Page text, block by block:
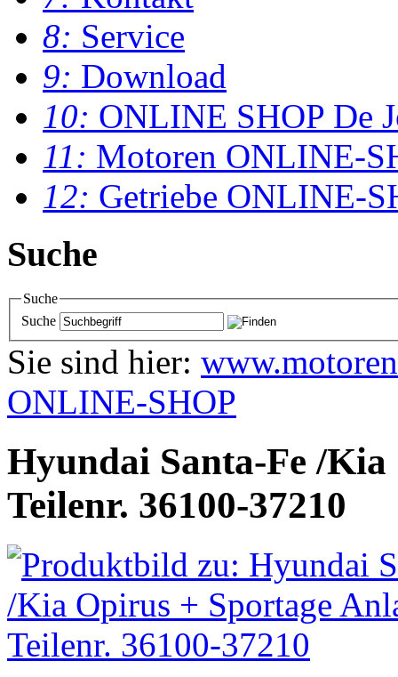
8: Service
9: Download
10: ONLINE SHOP De
11: Motoren ONLINE-
12: Getriebe ONLINE-
Suche
Suche
Suche
Sie sind hier:
ONLINE-SHOP
Hyundai Santa-Fe /
Teilenr. 36100-37210